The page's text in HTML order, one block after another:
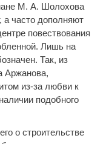
М. А. Шолохова
а часто дополняют
повествования
Лишь на
Так, из
Аржанова,
из-за любви к
подобного
о строительстве